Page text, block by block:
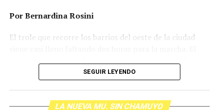
Gonzalo Giles, pensador y
Ganar la vida: La historia de (no)
Su hijo Ciro tenía 120 veces más agrotóxicos que lo
Por Bernardina Rosini
El trole que recorre los barrios del oeste de la ciudad
Agostina Vega, 14 años. Era fácil intuir que será una
atiende a su gente. Los que ocupan los sillones más
SEGUIR LEYENDO
LA NUEVA MU. SIN CHAMUYO